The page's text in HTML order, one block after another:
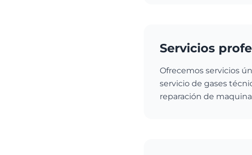
Servicios
Ofrecemos servicios
servicio de gases
reparación de